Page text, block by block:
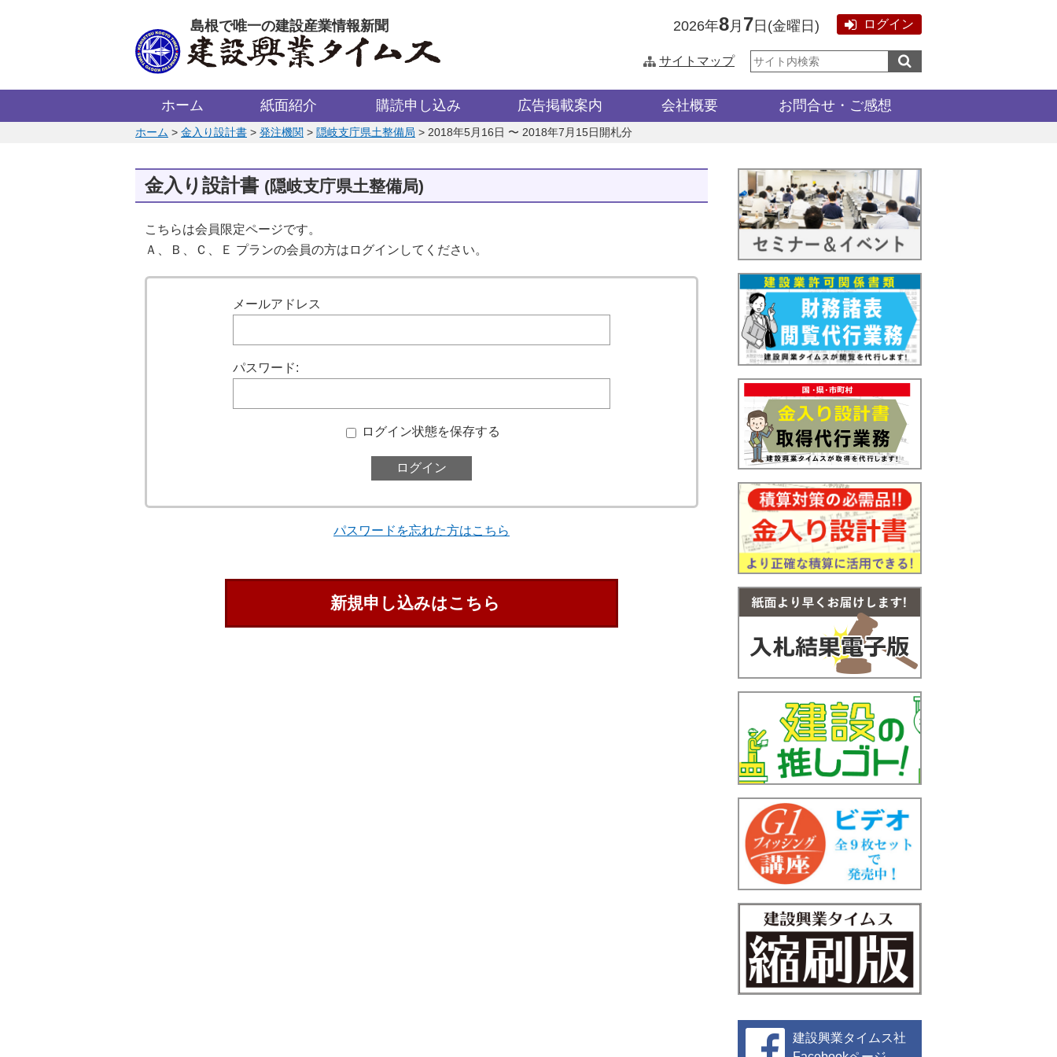
島根で唯一の建設産業情報新聞 2026年8月 7 日 (金曜日 ) ログイン
サイトマップ
サ
イ
内
ホーム 紙面紹介 購読申し込み 広告掲載案内 会社概要 お問合せ・ご感想
このページの位置:
ホーム > 金入り設計書 > 発注機関 > 隠岐支庁県土整備局 > 2018年5月16日 〜 2018年7月15日開札分
金入り設計書 (隠岐支庁県土整備局)
こちらは会員限定ページです。
Ａ、Ｂ、Ｃ、Ｅ プランの会員の方はログインしてください。
メールアドレス
パスワード:
ログイン状態を保存する
パスワードを忘れた方はこちら
新規申し込みはこちら
建設興業タイムス社